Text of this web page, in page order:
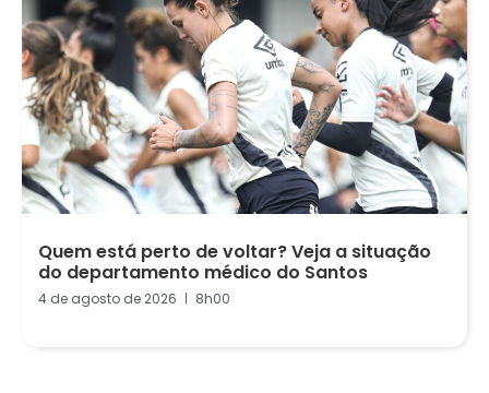
Quem está perto de voltar? Veja a situação
do departamento médico do Santos
4 de agosto de 2026 8h00